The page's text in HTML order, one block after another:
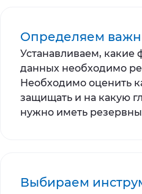
Определяем
Устанавливаем, какие
данных необходимо
Необходимо оценить
защищать и на какую
нужно иметь
Выбираем